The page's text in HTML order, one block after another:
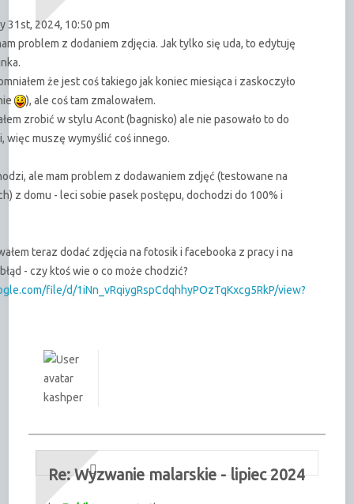
31st, 2024, 10:50 pm
problem z dodaniem zdjęcia. Jak tylko się uda, to edytuję
że jest coś takiego jak koniec miesiąca i zaskoczyło
), ale coś tam zmalowałem.
zrobić w stylu Acont (bagnisko) ale nie pasowało to do
więc muszę wymyślić coś innego.
ale mam problem z dodawaniem zdjęć (testowane na
z domu - leci sobie pasek postępu, dochodzi do 100% i
teraz dodać zdjęcia na fotosik i facebooka z pracy i na
- czy ktoś wie o co może chodzić?
file/d/1iNn_vRqiygRspCdqhhyPOzTqKxcg5RkP/view?
kashper
Re: Wyzwanie malarskie - lipiec 2024